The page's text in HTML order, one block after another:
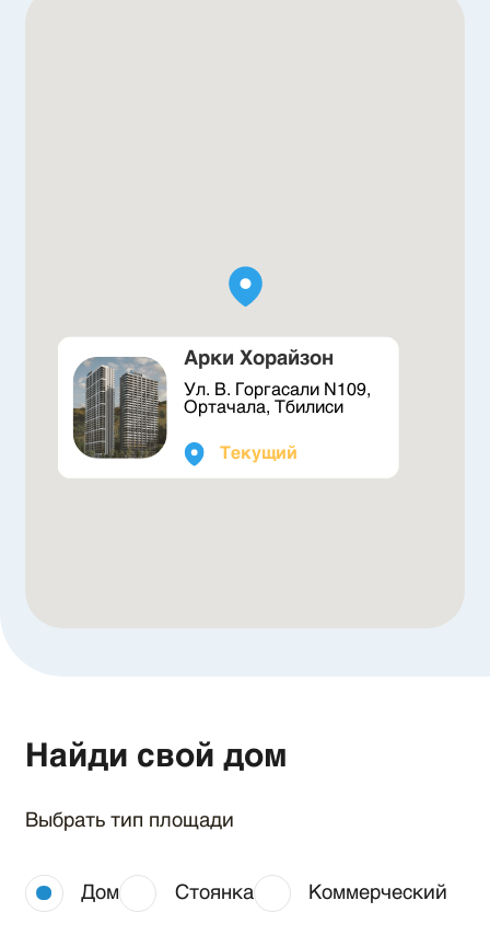
Арки Хорайзон
Ул. В. Горгасали N109,
Ортачала, Тбилиси
Текущий
Найди свой дом
Выбрать тип площади
Дом Стоянка Коммерческий